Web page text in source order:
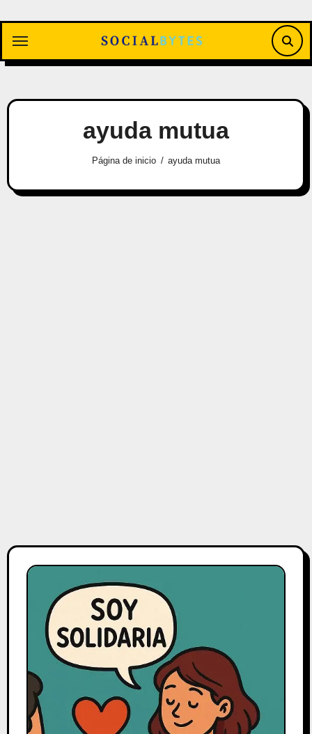
contenido
ayuda mutua
Página de inicio ayuda mutua